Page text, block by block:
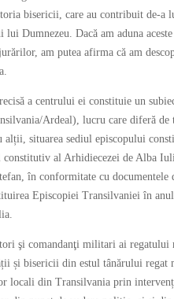
bisericii, care au contribuit de-a
Dumnezeu. Dacă am aduna
am putea afirma că am
a centrului ei constituie un
Ardeal), lucru care diferă
alții, situarea sediul episcopului
al Arhidiecezei de Alba
în conformitate cu documentele
Episcopiei Transilvaniei în
şi comandanţi militari ai
și bisericii din estul tânărului regat
locali din Transilvania prin